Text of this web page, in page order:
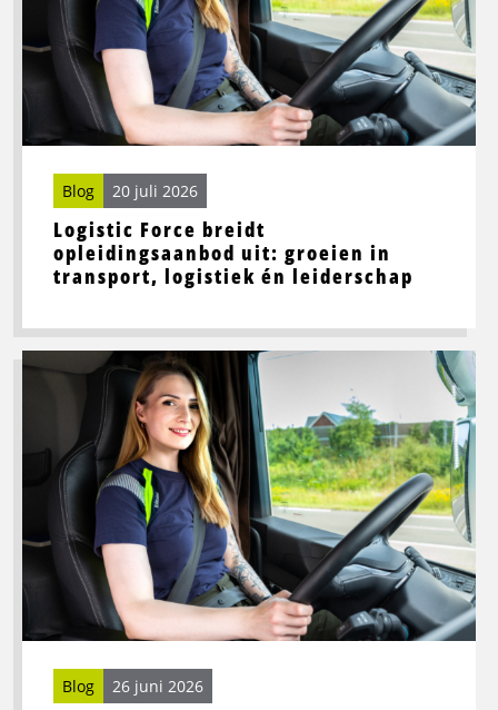
Logistic Force breidt
opleidingsaanbod uit: groeien in
transport, logistiek én leiderschap
Blog 20 juli 2026
opleidingsaanbod
uit:
groeien
in
transport,
leiderschap
Blog 26 juni 2026
Lees
Beste
wegrestaurants
Noord-
Nederland
voor
vrachtwagenchauffeurs